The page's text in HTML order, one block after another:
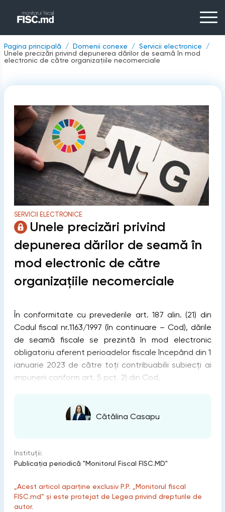
Pagina principală Domenii conexe
Servicii electronice
Unele precizări privind depunerea dărilor de seamă în mod
electronic de către organizațiile necomerciale
SERVICII ELECTRONICE
Unele precizări privind
depunerea dărilor de seamă în
mod electronic de către
organizațiile necomerciale
În conformitate cu prevederile art. 187 alin. (21) din
Codul fiscal nr.1163/1997 (în continuare – Cod), dările
de seamă fiscale se prezintă în mod electronic
obligatoriu aferent perioadelor fiscale începând din 1
ianuarie 2023 de către toți contribuabilii subiecți ai
impunerii conform art. 5 pct. 2) din Cod,
Cătălina Casapu
Instituții:
Publicaţia periodică "Monitorul Fiscal FISC.MD"
„Acest articol aparține exclusiv P.P. „Monitorul fiscal
FISC.md” și este protejat de Legea privind drepturile de
autor.